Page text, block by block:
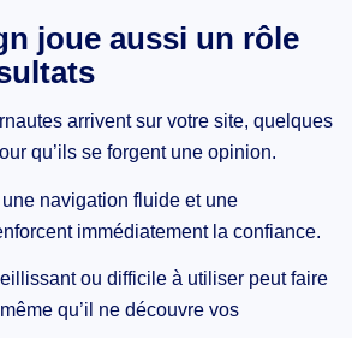
joue aussi un rôle
arrivent sur votre site, quelques
qu’ils se forgent une opinion.
navigation fluide et une
immédiatement la confiance.
ou difficile à utiliser peut faire
qu’il ne découvre vos